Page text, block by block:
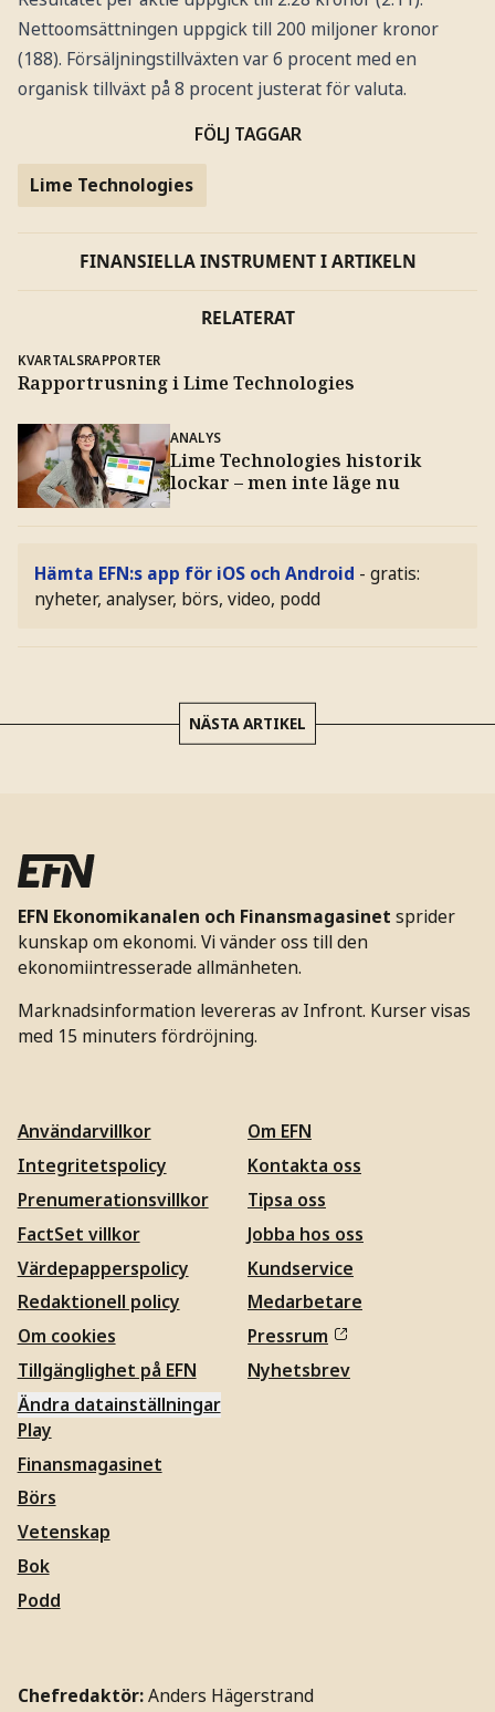
Nettoomsättningen uppgick till 200 miljoner kronor
(188). Försäljningstillväxten var 6 procent med en
organisk tillväxt på 8 procent justerat för valuta.
FÖLJ TAGGAR
Lime Technologies
FINANSIELLA INSTRUMENT I ARTIKELN
RELATERAT
KVARTALSRAPPORTER
Rapportrusning i Lime Technologies
ANALYS
Lime Technologies historik
lockar – men inte läge nu
Hämta EFN:s app för iOS och Android - gratis:
nyheter, analyser, börs, video, podd
NÄSTA ARTIKEL
EFN Ekonomikanalen och Finansmagasinet sprider
kunskap om ekonomi. Vi vänder oss till den
ekonomiintresserade allmänheten.
Marknadsinformation levereras av Infront. Kurser visas
med 15 minuters fördröjning.
Användarvillkor
Integritetspolicy
Prenumerationsvillkor
FactSet villkor
Värdepapperspolicy
Redaktionell policy
Om cookies
Tillgänglighet på EFN
Ändra datainställningar
Om EFN
Kontakta oss
Tipsa oss
Jobba hos oss
Kundservice
Medarbetare
Pressrum
Nyhetsbrev
Play
Finansmagasinet
Börs
Vetenskap
Bok
Podd
Chefredaktör:Anders Hägerstrand